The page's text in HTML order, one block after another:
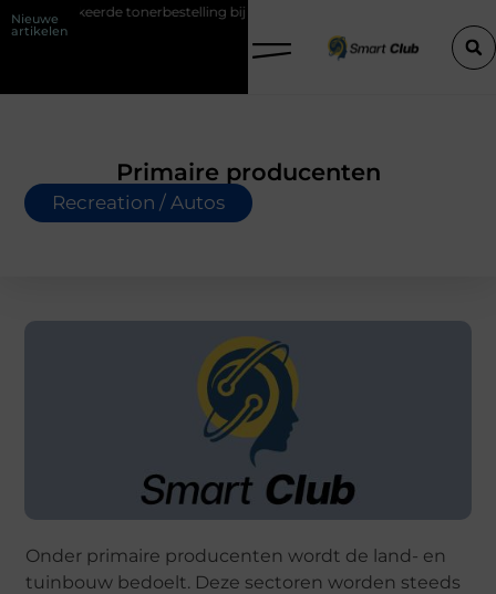
Nieuwe
artikelen
tonerbestelling bij HP printers
Primaire producenten
Recreation / Autos
Onder primaire producenten wordt de land- en
tuinbouw bedoelt. Deze sectoren worden steeds